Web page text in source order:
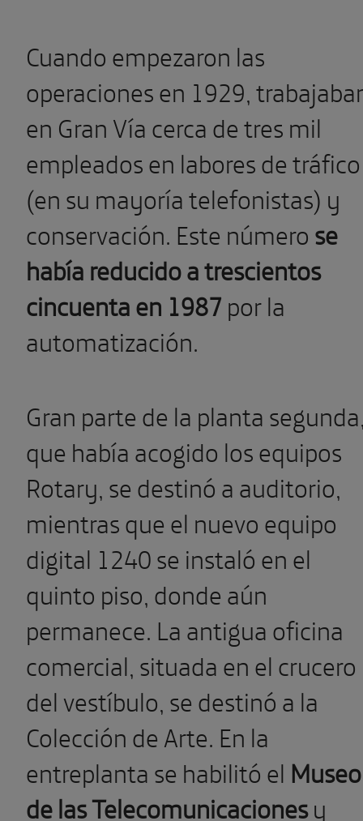
Cuando empezaron las
operaciones en 1929,
en Gran Vía cerca de tres mil
empleados en labores de tráfico
(en su mayoría telefonistas) y
conservación. Este númerose
había reducido a trescientos
cincuenta en 1987por la
automatización.
Gran parte de la planta
que había acogido los equipos
Rotary, se destinó a auditorio,
mientras que el nuevo equipo
digital 1240 se instaló en el
quinto piso, donde aún
permanece. La antigua oficina
comercial, situada en el crucero
del vestíbulo, se destinó a la
Colección de Arte. En la
entreplanta se habilitó el Museo
de las Telecomunicacionesy